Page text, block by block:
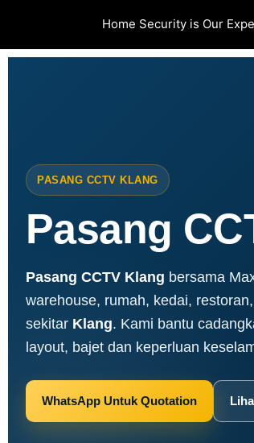
content
Home Security is Our
PASANG CCTV KLANG
Pasang
Pasang CCTV Klang bersama
warehouse, rumah, kedai,
sekitar Klang. Kami bantu
layout, bajet dan keperluan
WhatsApp Untuk Quotation